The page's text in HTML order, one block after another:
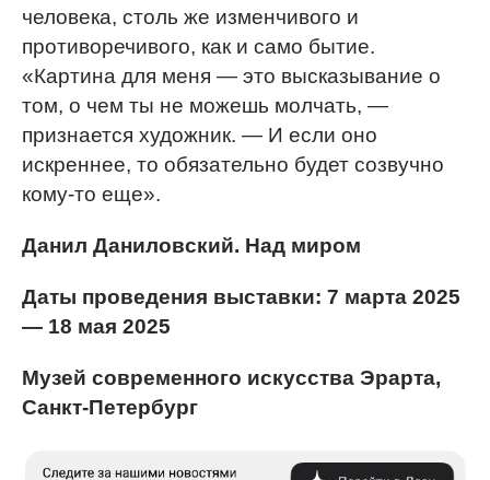
человека, столь же изменчивого и
противоречивого, как и само бытие.
«Картина для меня — это высказывание о
том, о чем ты не можешь молчать, —
признается художник. — И если оно
искреннее, то обязательно будет созвучно
кому-то еще».
Данил Даниловский. Над миром
Даты проведения выставки: 7 марта 2025
— 18 мая 2025
Музей современного искусства Эрарта,
Санкт-Петербург